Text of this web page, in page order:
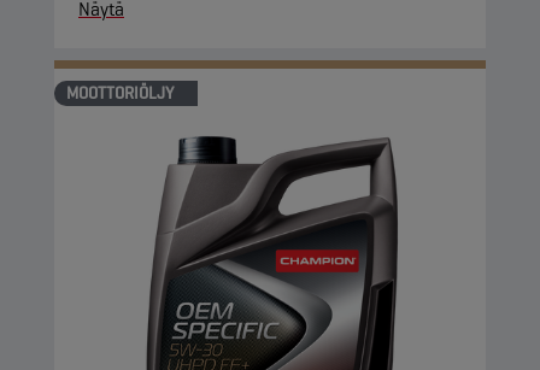
Näytä
MOOTTORIÖLJY